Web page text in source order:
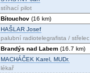
stíhací pilot
Bítouchov (16 km)
HAŠLAR Josef
palubní radiotelegrafista / střelec
Brandýs nad Labem (16.7 km)
MACHÁČEK Karel, MUDr.
lékař